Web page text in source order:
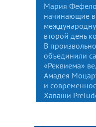
Мария
начинающие в
второй день
В
объединили
«Реквиема»
Амадея
и
Хаваши